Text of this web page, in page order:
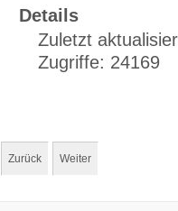
Details
Zuletzt
Zugriffe: 24169
Zurück Weiter